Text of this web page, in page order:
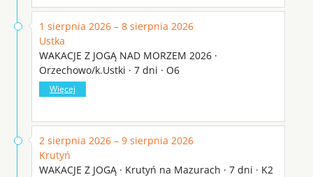
1 sierpnia 2026 – 8 sierpnia 2026
Ustka
WAKACJE Z JOGĄ NAD MORZEM 2026 ·
Orzechowo/k.Ustki · 7 dni · O6
Więcej
2 sierpnia 2026 – 9 sierpnia 2026
Krutyń
WAKACJE Z JOGĄ · Krutyń na Mazurach · 7 dni · K2